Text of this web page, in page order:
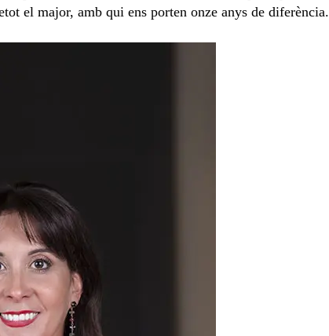
el major, amb qui ens porten onze anys de diferència.